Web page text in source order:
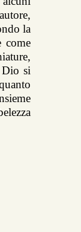
la
come
Dio si